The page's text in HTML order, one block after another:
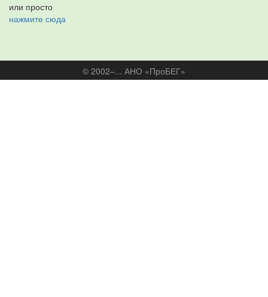
или просто
нажмите сюда
© 2002–... АНО «ПроБЕГ»